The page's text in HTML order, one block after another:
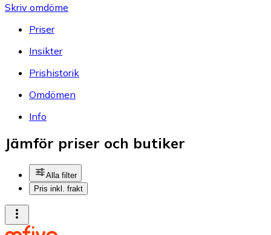
Skriv omdöme
Priser
Insikter
Prishistorik
Omdömen
Info
Jämför priser och butiker
Alla filter
Pris inkl. frakt